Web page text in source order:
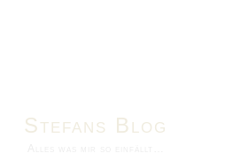
Stefans Blog